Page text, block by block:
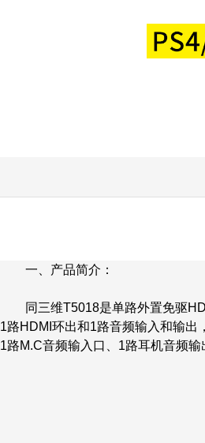
一、产品简介：
同三维T5018是单路外置免驱
1路HDMI环出和1路音频输入和输
1路M.C音频输入口、1路耳机音频